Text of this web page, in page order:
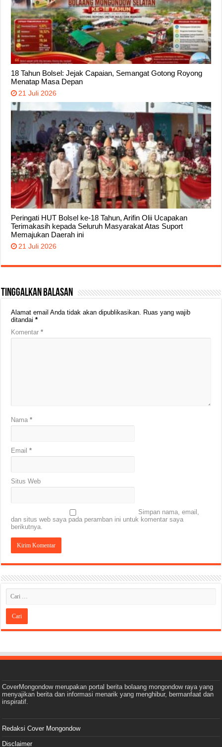
18 Tahun Bolsel: Jejak Capaian, Semangat Gotong Royong
Menatap Masa Depan
21 Juli 2026
Peringati HUT Bolsel ke-18 Tahun, Arifin Olii Ucapakan
Terimakasih kepada Seluruh Masyarakat Atas Suport
Memajukan Daerah ini
21 Juli 2026
Tinggalkan Balasan
Alamat email Anda tidak akan dipublikasikan. Ruas yang wajib
ditandai*
Komentar*
Nama*
Email*
Situs Web
Simpan nama, email,
dan situs web saya pada peramban ini untuk komentar saya
berikutnya.
CoverMongondow merupakan portal berita bolaang mongondow raya yang
menyajikan berita dan informasi menarik yang menghibur, bermanfaat dan
inspiratif.
Redaksi Cover Mongondow
Disclaimer